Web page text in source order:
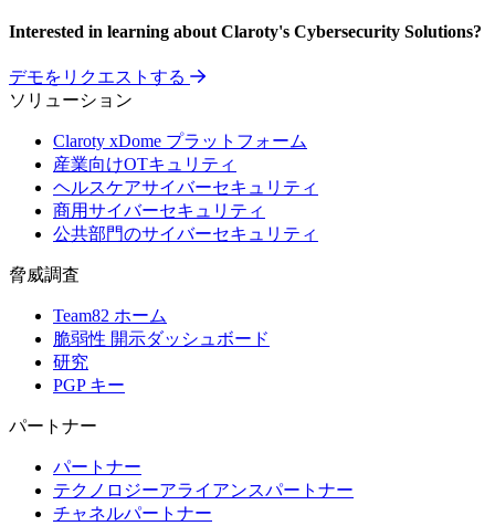
Interested in learning about Claroty's Cybersecurity Solutions?
デモをリクエストする
ソリューション
Claroty xDome プラットフォーム
産業向けOTキュリティ
ヘルスケアサイバーセキュリティ
商用サイバーセキュリティ
公共部門のサイバーセキュリティ
脅威調査
Team82 ホーム
脆弱性 開示ダッシュボード
研究
PGP キー
パートナー
パートナー
テクノロジーアライアンスパートナー
チャネルパートナー